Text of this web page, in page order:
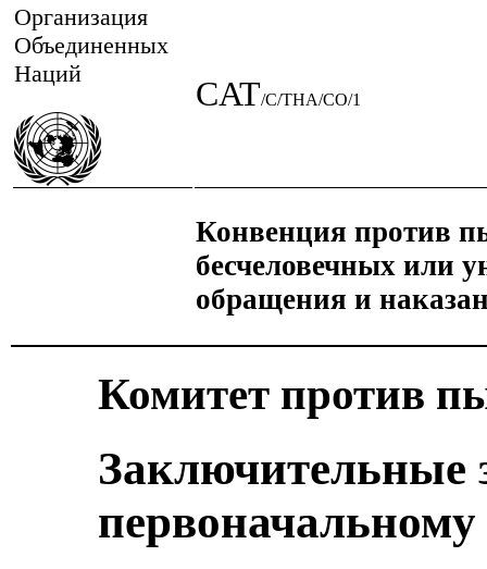
Организация
Объединенных
Наций
CAT/C/THA/CO/1
Конвенция против
бесчеловечных или
обращения и
Комитет против
Заключительные